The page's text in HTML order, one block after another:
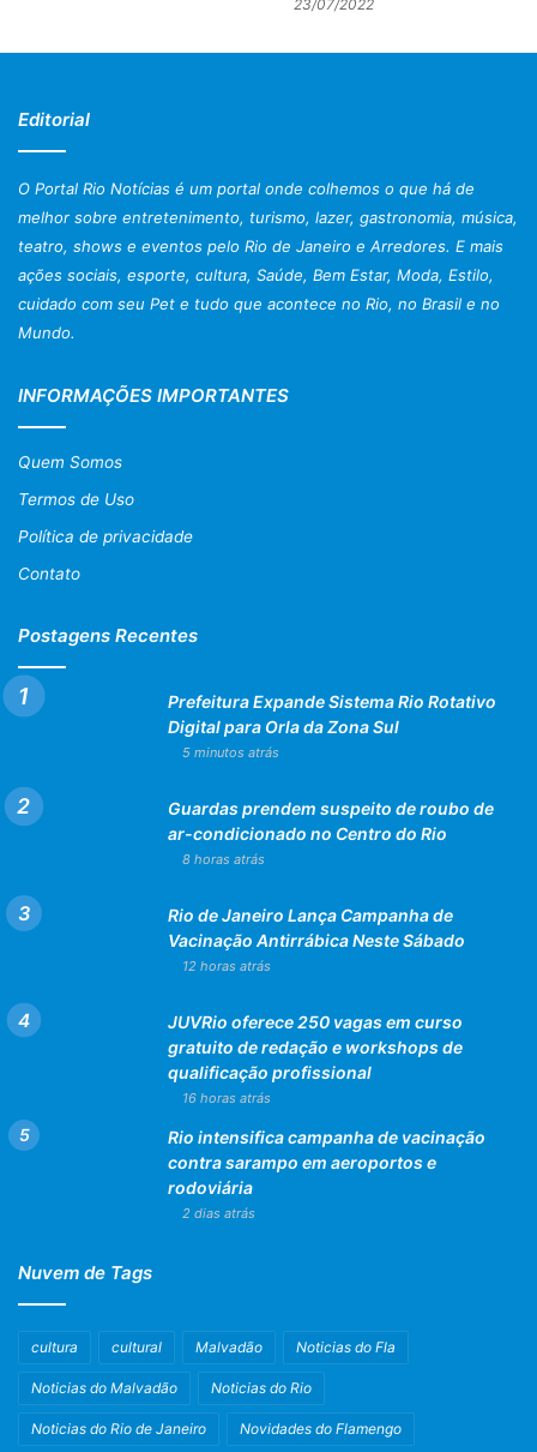
23/07/2022
Editorial
O Portal Rio Notícias é um portal onde colhemos o que há de
melhor sobre entretenimento, turismo, lazer, gastronomia, música,
teatro, shows e eventos pelo Rio de Janeiro e Arredores. E mais
ações sociais, esporte, cultura, Saúde, Bem Estar, Moda, Estilo,
cuidado com seu Pet e tudo que acontece no Rio, no Brasil e no
Mundo.
INFORMAÇÕES IMPORTANTES
Quem Somos
Termos de Uso
Política de privacidade
Contato
Postagens Recentes
Prefeitura Expande Sistema Rio Rotativo
Digital para Orla da Zona Sul
5 minutos atrás
Guardas prendem suspeito de roubo de
ar-condicionado no Centro do Rio
8 horas atrás
Rio de Janeiro Lança Campanha de
Vacinação Antirrábica Neste Sábado
12 horas atrás
JUVRio oferece 250 vagas em curso
gratuito de redação e workshops de
qualificação profissional
16 horas atrás
Rio intensifica campanha de vacinação
contra sarampo em aeroportos e
rodoviária
2 dias atrás
Nuvem de Tags
cultura cultural Malvadão Noticias do Fla
Noticias do Malvadão Noticias do Rio
Noticias do Rio de Janeiro Novidades do Flamengo